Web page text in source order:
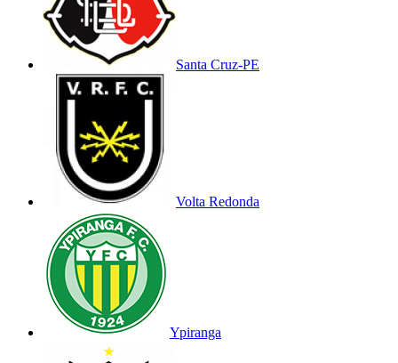
Santa Cruz-PE
Volta Redonda
Ypiranga